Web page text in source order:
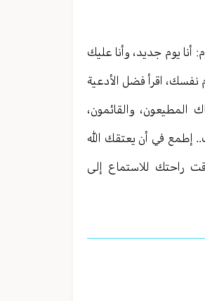
أنا يوم جديد، وأنا عليك
نفسك، اقرأ فضل الأدعية
المطيعون، والقائمون،
إطمع في أن يعتقك الله
راحتك للاستماع إلى